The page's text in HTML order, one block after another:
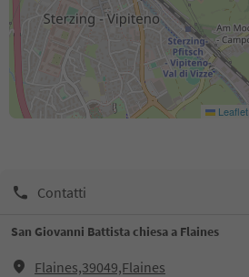
Leaflet
Contatti
San Giovanni Battista chiesa a Flaines
Flaines,39049,Flaines